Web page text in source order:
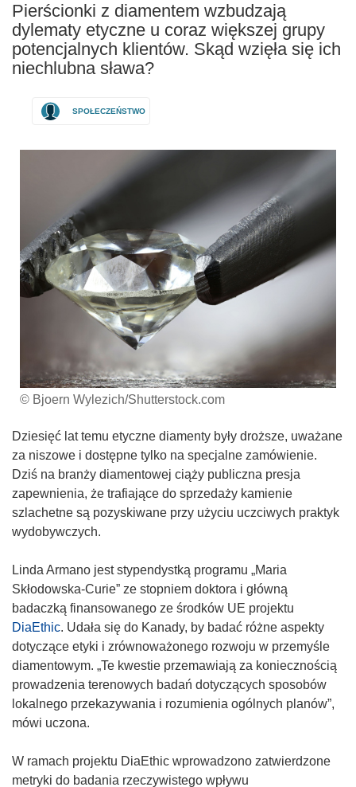
Pierścionki z diamentem wzbudzają
dylematy etyczne u coraz większej grupy
potencjalnych klientów. Skąd wzięła się ich
niechlubna sława?
SPOŁECZEŃSTWO
© Bjoern Wylezich/Shutterstock.com
Dziesięć lat temu etyczne diamenty były droższe, uważane
za niszowe i dostępne tylko na specjalne zamówienie.
Dziś na branży diamentowej ciąży publiczna presja
zapewnienia, że trafiające do sprzedaży kamienie
szlachetne są pozyskiwane przy użyciu uczciwych praktyk
wydobywczych.
Linda Armano jest stypendystką programu „Maria
Skłodowska-Curie” ze stopniem doktora i główną
badaczką finansowanego ze środków UE projektu
DiaEthic. Udała się do Kanady, by badać różne aspekty
dotyczące etyki i zrównoważonego rozwoju w przemyśle
diamentowym. „Te kwestie przemawiają za koniecznością
prowadzenia terenowych badań dotyczących sposobów
lokalnego przekazywania i rozumienia ogólnych planów”,
mówi uczona.
W ramach projektu DiaEthic wprowadzono zatwierdzone
metryki do badania rzeczywistego wpływu